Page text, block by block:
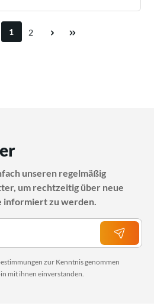
1 2
unseren regelmäßig
um rechtzeitig über neue
informiert zu werden.
zur Kenntnis genommen
mit ihnen einverstanden.